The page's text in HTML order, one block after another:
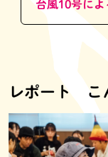
台風10号に
レポート こ